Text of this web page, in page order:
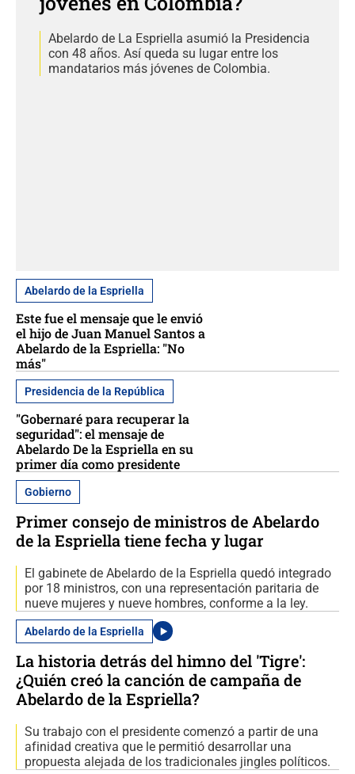
Abelardo de La Espriella asumió la Presidencia
con 48 años. Así queda su lugar entre los
mandatarios más jóvenes de Colombia.
Abelardo de la Espriella
Este fue el mensaje que le envió
el hijo de Juan Manuel Santos a
Abelardo de la Espriella: "No
más"
Presidencia de la República
"Gobernaré para recuperar la
seguridad": el mensaje de
Abelardo De la Espriella en su
primer día como presidente
Gobierno
Primer consejo de ministros de Abelardo
de la Espriella tiene fecha y lugar
El gabinete de Abelardo de la Espriella quedó integrado
por 18 ministros, con una representación paritaria de
nueve mujeres y nueve hombres, conforme a la ley.
Abelardo de la Espriella
La historia detrás del himno del 'Tigre':
¿Quién creó la canción de campaña de
Abelardo de la Espriella?
Su trabajo con el presidente comenzó a partir de una
afinidad creativa que le permitió desarrollar una
propuesta alejada de los tradicionales jingles políticos.